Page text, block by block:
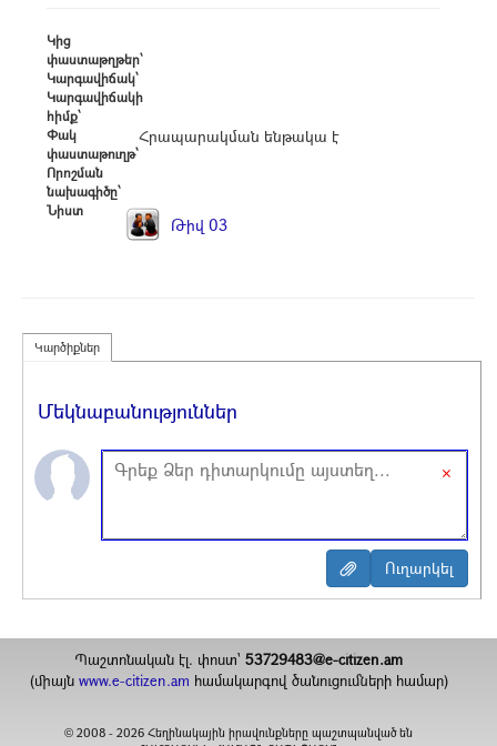
Կից
փաստաթղթեր՝
Կարգավիճակ՝
Կարգավիճակի
հիմք՝
Փակ
փաստաթուղթ՝
Հրապարակման ենթակա է
Որոշման
նախագիծը՝
Նիստ
Թիվ 03
Կարծիքներ
Մեկնաբանություններ
×
Պաշտոնական էլ. փոստ`53729483@e-citizen.am
(միայն www.e-citizen.am համակարգով ծանուցումների համար)
© 2008 -2026 Հեղինակային իրավունքները պաշտպանված են